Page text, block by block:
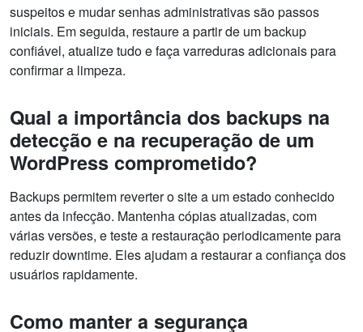
suspeitos e mudar senhas administrativas são passos
iniciais. Em seguida, restaure a partir de um backup
confiável, atualize tudo e faça varreduras adicionais para
confirmar a limpeza.
Qual a importância dos backups na
detecção e na recuperação de um
WordPress comprometido?
Backups permitem reverter o site a um estado conhecido
antes da infecção. Mantenha cópias atualizadas, com
várias versões, e teste a restauração periodicamente para
reduzir downtime. Eles ajudam a restaurar a confiança dos
usuários rapidamente.
Como manter a segurança